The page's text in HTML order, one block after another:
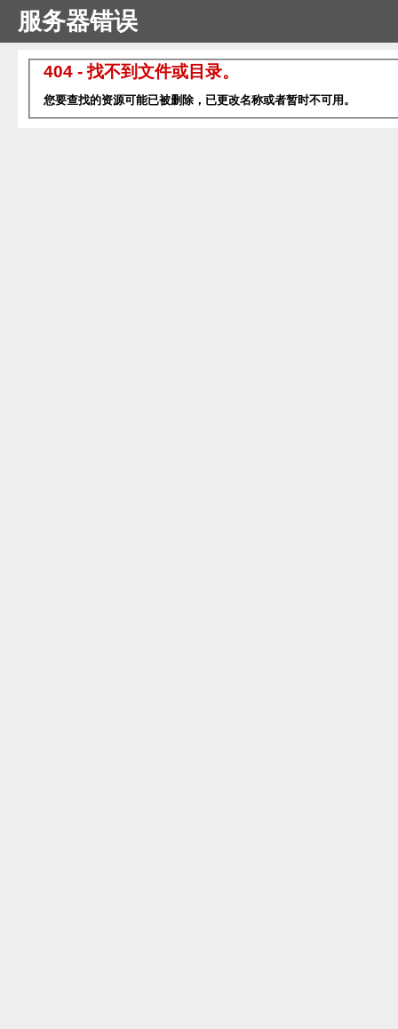
服务器错误
404 - 找不到文件或目录。
您要查找的资源可能已被删除，已更改名称或者暂时不可用。